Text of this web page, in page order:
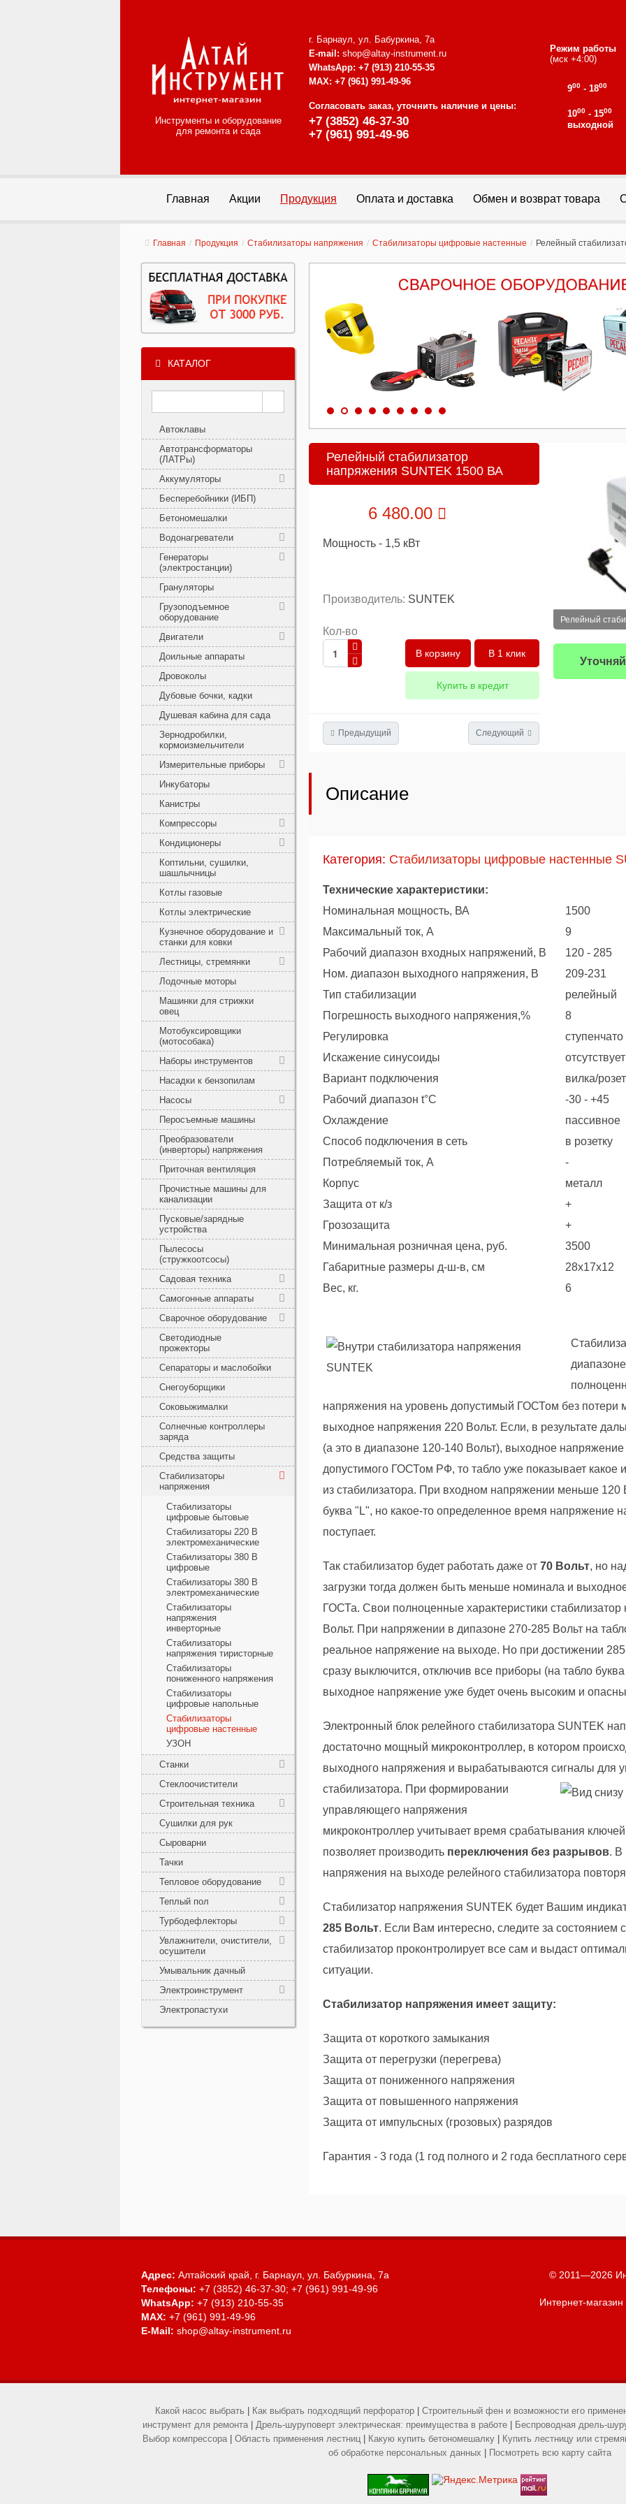
Инструменты и оборудование
для ремонта и сада
г. Барнаул, ул. Бабуркина, 7а
E-mail: shop@altay-instrument.ru
WhatsApp: +7 (913) 210-55-35
MAX: +7 (961) 991-49-96
Согласовать заказ, уточнить наличие и цены:
+7 (3852) 46-37-30
+7 (961) 991-49-96
Режим работы
(мск +4:00)
900 - 1800
1000 - 1500
выходной
Главная Акции Продукция Оплата и доставка Обмен и возврат товара
Главная / Продукция / Стабилизаторы напряжения / Стабилизаторы цифровые настенные / Релейный
КАТАЛОГ
Автоклавы
Автотрансформаторы
(ЛАТРы)
Аккумуляторы
Бесперебойники (ИБП)
Бетономешалки
Водонагреватели
Генераторы
(электростанции)
Грануляторы
Грузоподъемное
оборудование
Двигатели
Доильные аппараты
Дровоколы
Дубовые бочки, кадки
Душевая кабина для сада
Зернодробилки,
кормоизмельчители
Измерительные приборы
Инкубаторы
Канистры
Компрессоры
Кондиционеры
Коптильни, сушилки,
шашлычницы
Котлы газовые
Котлы электрические
Кузнечное оборудование и
станки для ковки
Лестницы, стремянки
Лодочные моторы
Машинки для стрижки
овец
Мотобуксировщики
(мотособака)
Наборы инструментов
Насадки к бензопилам
Насосы
Перосъемные машины
Преобразователи
(инверторы) напряжения
Приточная вентиляция
Прочистные машины для
канализации
Пусковые/зарядные
устройства
Пылесосы
(стружкоотсосы)
Садовая техника
Самогонные аппараты
Сварочное оборудование
Светодиодные
прожекторы
Сепараторы и маслобойки
Снегоуборщики
Соковыжималки
Солнечные контроллеры
заряда
Средства защиты
Стабилизаторы
напряжения
Cтабилизаторы
цифровые бытовые
Стабилизаторы 220 В
электромеханические
Стабилизаторы 380 В
цифровые
Стабилизаторы 380 В
электромеханические
Стабилизаторы
напряжения
инверторные
Стабилизаторы
напряжения тиристорные
Стабилизаторы
пониженного напряжения
Стабилизаторы
цифровые напольные
Стабилизаторы
цифровые настенные
УЗОН
Станки
Стеклоочистители
Строительная техника
Сушилки для рук
Сыроварни
Тачки
Тепловое оборудование
Теплый пол
Турбодефлекторы
Увлажнители, очистители,
осушители
Умывальник дачный
Электроинструмент
Электропастухи
Релейный стабилизатор
напряжения SUNTEK 1500 ВА
6 480.00
Мощность - 1,5 кВт
Производитель: SUNTEK
Кол-во
В 1 клик
Купить в кредит
Предыдущий Следующий
Релейный
Описание
Категория: Стабилизаторы цифровые настенные
Технические характеристики:
Номинальная мощность, ВА
1500
Максимальный ток, А
9
Рабочий диапазон входных напряжений, В
120 - 285
Ном. диапазон выходного напряжения, В
209-231
Тип стабилизации
релейный
Погрешность выходного напряжения,%
8
Регулировка
ступенчато
Искажение синусоиды
отсутствует
Вариант подключения
вилка/
Рабочий диапазон t°С
-30 - +45
Охлаждение
пассивное
Способ подключения в сеть
в розетку
Потребляемый ток, А
-
Корпус
металл
Защита от к/з
+
Грозозащита
+
Минимальная розничная цена, руб.
3500
Габаритные размеры д-ш-в, см
28х17х12
Вес, кг.
6
напряжения на уровень допустимый ГОСТом без потери
выходное напряжения 220 Вольт. Если, в результате
(а это в диапазоне 120-140 Вольт), выходное
допустимого ГОСТом РФ, то табло уже показывает
из стабилизатора. При входном напряжении меньше 120
буква "L", но какое-то определенное время напряжение
поступает.
Так стабилизатор будет работать даже от 70 Вольт, но
загрузки тогда должен быть меньше номинала и
ГОСТа. Свои полноценные характеристики стабилизатор
Вольт. При напряжении в дипазоне 270-285 Вольт на
реальное напряжение на выходе. Но при достижении
сразу выключится, отключив все приборы (на табло
выходное напряжение уже будет очень высоким и
Электронный блок релейного стабилизатора SUNTEK
достаточно мощный микроконтроллер, в котором
выходного напряжения и вырабатываются сигналы для
стабилизатора. При формировании
управляющего напряжения
микроконтроллер учитывает время срабатывания
позволяет производить переключения без разрывов. В
напряжения на выходе релейного стабилизатора
Стабилизатор напряжения SUNTEK будет Вашим
285 Вольт. Если Вам интересно, следите за состоянием
стабилизатор проконтролирует все сам и выдаст
ситуации.
Стабилизатор напряжения имеет защиту:
Защита от короткого замыкания
Защита от перегрузки (перегрева)
Защита от пониженного напряжения
Защита от повышенного напряжения
Защита от импульсных (грозовых) разрядов
Гарантия - 3 года (1 год полного и 2 года бесплатного
Адрес: Алтайский край, г. Барнаул, ул. Бабуркина, 7а
Телефоны: +7 (3852) 46-37-30; +7 (961) 991-49-96
WhatsApp: +7 (913) 210-55-35
MAX: +7 (961) 991-49-96
E-Mail: shop@altay-instrument.ru
© 2011—2026
Интернет-
Какой насос выбрать Как выбрать подходящий перфоратор| Строительный фен и возможности его
инструмент для ремонта
Дрель-шуруповерт электрическая: преимущества в работе
Беспроводная дрель-
Выбор компрессора
Область применения лестниц Какую купить бетономешалку
Купить лестницу или
об обработке персональных данных
Посмотреть всю карту сайта